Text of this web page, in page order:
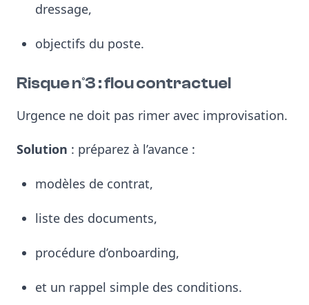
dressage,
objectifs du poste.
Risque n°3 : flou contractuel
Urgence ne doit pas rimer avec improvisation.
Solution : préparez à l’avance :
modèles de contrat,
liste des documents,
procédure d’onboarding,
et un rappel simple des conditions.